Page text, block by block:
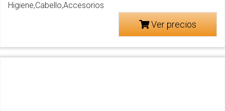
Higiene,Cabello,Accesorios
Ver precios